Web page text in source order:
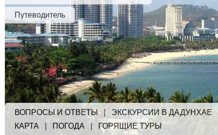
Путеводитель
ВОПРОСЫ И ОТВЕТЫ | ЭКСКУРСИИ В ДАДУНХАЕ
КАРТА
ПОГОДА ГОРЯЩИЕ ТУРЫ